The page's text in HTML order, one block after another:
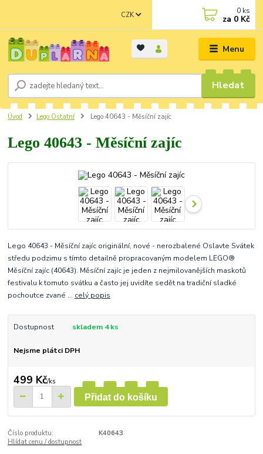
Menu
CZK
Hledat
0 ks
za 0 Kč
Úvod Lego Ostatní Lego 40643 - Měsíční zajíc
Lego 40643 - Měsíční zajíc
Lego 40643 - Měsíční zajíc originální, nové - nerozbalené Oslavte Svátek
středu podzimu s tímto detailně propracovaným modelem LEGO®
Měsíční zajíc (40643). Měsíční zajíc je jeden z nejmilovanějších maskotů
festivalu k tomuto svátku a často jej uvidíte sedět na tradiční sladké
pochoutce zvané ... celý popis
Dostupnost skladem 4 ks
Nejsme plátci DPH
499 Kč/ks
Přidat do košíku
Číslo produktu:
K40643
Hlídat cenu / dostupnost